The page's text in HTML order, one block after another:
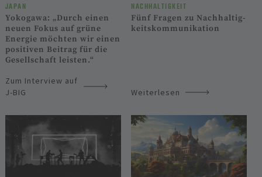
JAPAN
Yokogawa: „Durch einen
neuen Fokus auf grüne
Energie möchten wir einen
positiven Beitrag für die
Gesellschaft leisten.“
Zum Interview auf
J-BIG
NACHHALTIGKEIT
Fünf Fragen zu Nachhaltig­
keitskommunikation
Weiterlesen